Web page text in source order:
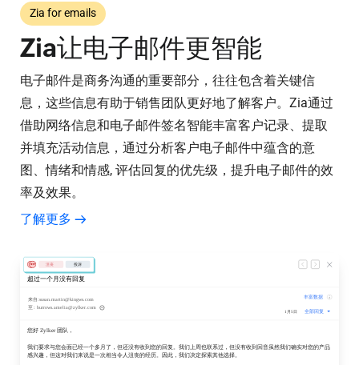
Zia for emails
Zia让电子邮件更智能
电子邮件是商务沟通的重要部分，往往包含着关键信
息，这些信息有助于销售团队更好地了解客户。Zia通过
借助网络信息和电子邮件签名智能丰富客户记录、提取
并填充活动信息，通过分析客户电子邮件中蕴含的意
图、情绪和情感, 评估回复的优先级，提升电子邮件的效
率及效果。
了解更多